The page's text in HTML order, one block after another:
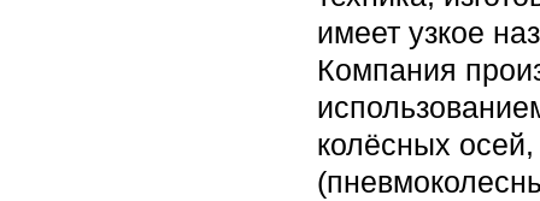
имеет узкое
Компания
колёсных